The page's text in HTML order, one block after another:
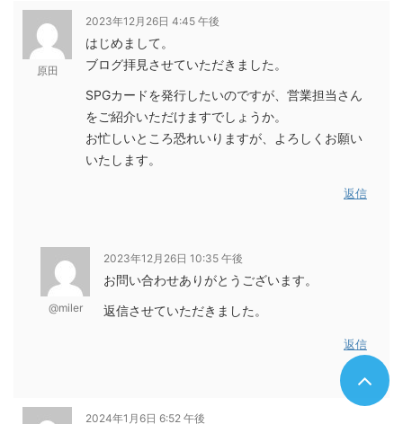
原田
2023年12月26日 4:45 午後
はじめまして。
ブログ拝見させていただきました。
SPGカードを発行したいのですが、営業担当さん
をご紹介いただけますでしょうか。
お忙しいところ恐れいりますが、よろしくお願い
いたします。
返信
@miler
2023年12月26日 10:35 午後
お問い合わせありがとうございます。
返信させていただきました。
返信
2024年1月6日 6:52 午後